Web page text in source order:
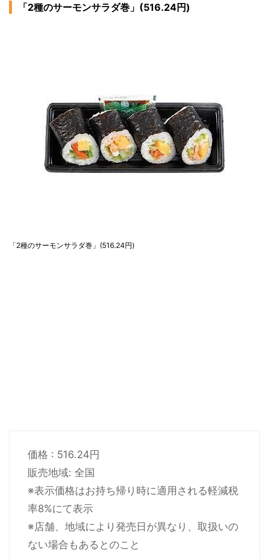
「2種のサーモンサラダ巻」(516.24円)
「2種のサーモンサラダ巻」(516.24円)
価格 : 516.24円
販売地域: 全国
※表示価格はお持ち帰り時に適用される軽減税
率8%にて表示
※店舗、地域により発売日が異なり、取扱いの
ない場合もあるとのこと